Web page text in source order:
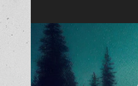
Inhalt
springen